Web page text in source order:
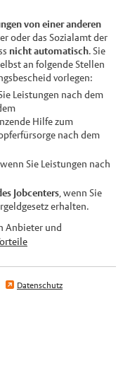
von einer anderen
oder das Sozialamt der
nicht automatisch. Sie
an folgende Stellen
vorlegen:
Leistungen nach dem
Hilfe zum
nach dem
, wenn Sie Leistungen nach
Jobcenters , wenn Sie
erhalten.
Anbieter und
Datenschutz